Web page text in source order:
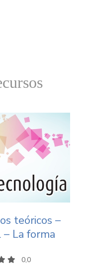
teóricos –
La forma
0,0